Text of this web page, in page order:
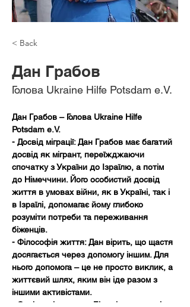
< Back
Дан Грабов
Голова Ukraine Hilfe Potsdam e.V.
Дан Грабов – Голова Ukraine Hilfe
Potsdam e.V.
- Досвід міграції: Дан Грабов має багатий
досвід як мігрант, переїжджаючи
спочатку з України до Ізраїлю, а потім
до Німеччини. Його особистий досвід
життя в умовах війни, як в Україні, так і
в Ізраїлі, допомагає йому глибоко
розуміти потреби та переживання
біженців.
- Філософія життя: Дан вірить, що щастя
досягається через допомогу іншим. Для
нього допомога – це не просто виклик, а
життєвий шлях, яким він іде разом з
іншими активістами.
- Соціальні проєкти: Більшість проєктів,